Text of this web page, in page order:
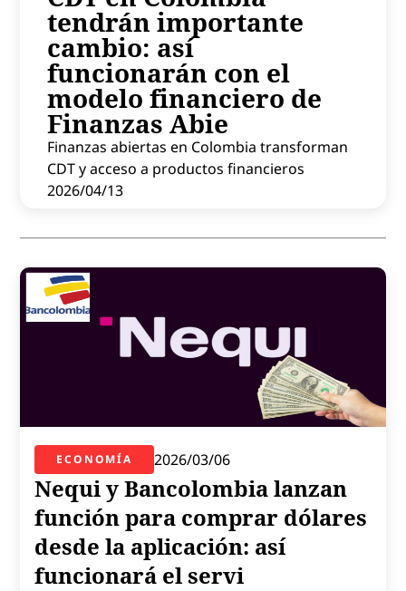
Contenido patrocinado
Instagram
tendrán importante
cambio: así
funcionarán con el
modelo financiero de
Finanzas Abie
Finanzas abiertas en Colombia transforman
CDT y acceso a productos financieros
2026/04/13
ECONOMÍA 2026/03/06
Nequi y Bancolombia lanzan
función para comprar dólares
desde la aplicación: así
funcionará el servi